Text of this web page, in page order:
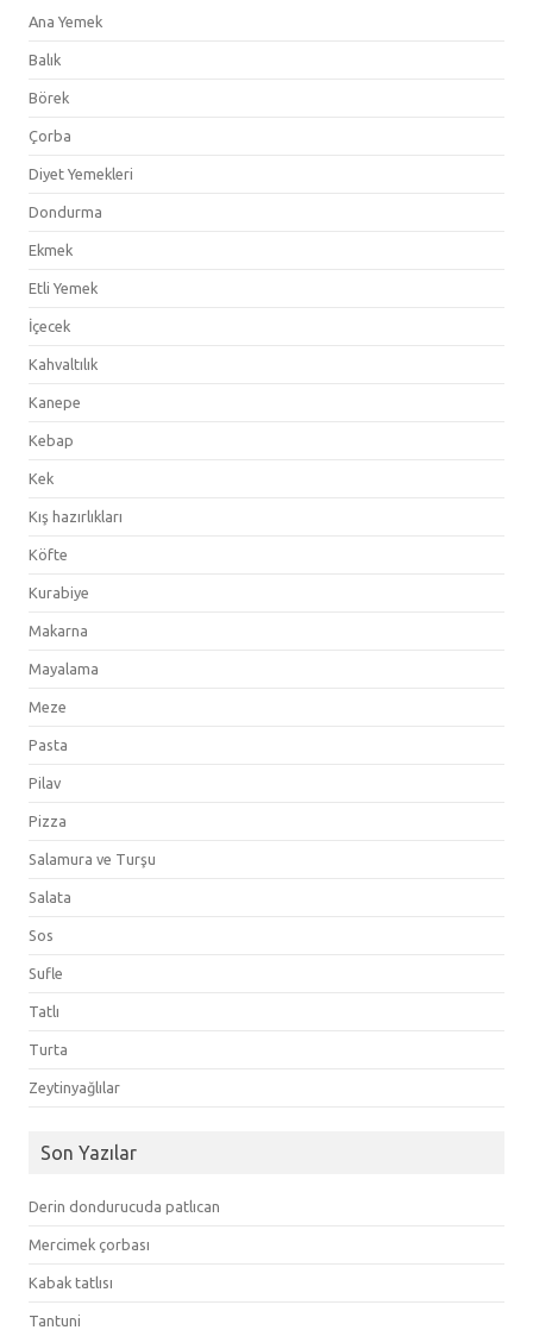
Ana Yemek
Balık
Börek
Çorba
Diyet Yemekleri
Dondurma
Ekmek
Etli Yemek
İçecek
Kahvaltılık
Kanepe
Kebap
Kek
Kış hazırlıkları
Köfte
Kurabiye
Makarna
Mayalama
Meze
Pasta
Pilav
Pizza
Salamura ve Turşu
Salata
Sos
Sufle
Tatlı
Turta
Zeytinyağlılar
Son Yazılar
Derin dondurucuda patlıcan
Mercimek çorbası
Kabak tatlısı
Tantuni